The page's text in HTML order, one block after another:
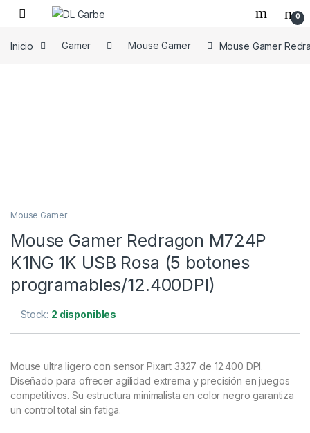
0
Inicio Gamer Mouse Gamer Mouse Gamer
Mouse Gamer
Mouse Gamer Redragon M724P
K1NG 1K USB Rosa (5 botones
programables/12.400DPI)
Stock: 2 disponibles
Mouse ultra ligero con sensor Pixart 3327 de 12.400 DPI.
Diseñado para ofrecer agilidad extrema y precisión en juegos
competitivos. Su estructura minimalista en color negro garantiza
un control total sin fatiga.